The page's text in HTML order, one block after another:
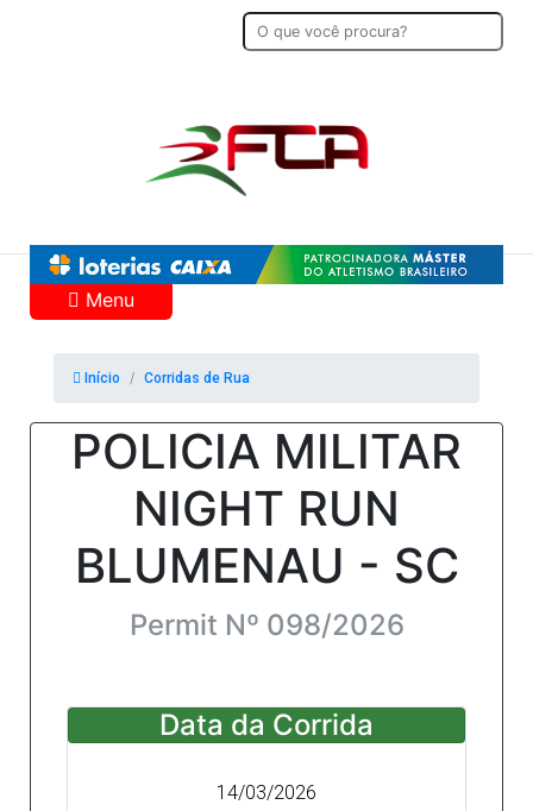
Menu
Início Corridas de Rua
POLICIA MILITAR
NIGHT RUN
BLUMENAU - SC
Permit Nº 098/2026
Data da Corrida
14/03/2026